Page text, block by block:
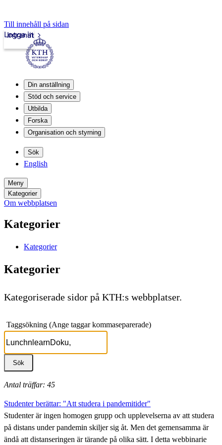
Till innehåll på sidan
Intranät
Logga in
Din anställning
Stöd och service
Utbilda
Forska
Organisation och styrning
Sök
English
Meny
Kategorier
Om webbplatsen
Kategorier
Kategorier
Kategorier
Kategoriserade sidor på KTH:s webbplatser.
Taggsökning (Ange taggar kommaseparerade)
Antal träffar: 45
Studenter berättar: "Att studera i pandemitider"
Studenter är ingen homogen grupp och upplevelserna av att studera
på distans under pandemin skiljer sig åt. Men det gemensamma är
ändå att distanseringen är tärande på olika sätt. I detta webbinarie